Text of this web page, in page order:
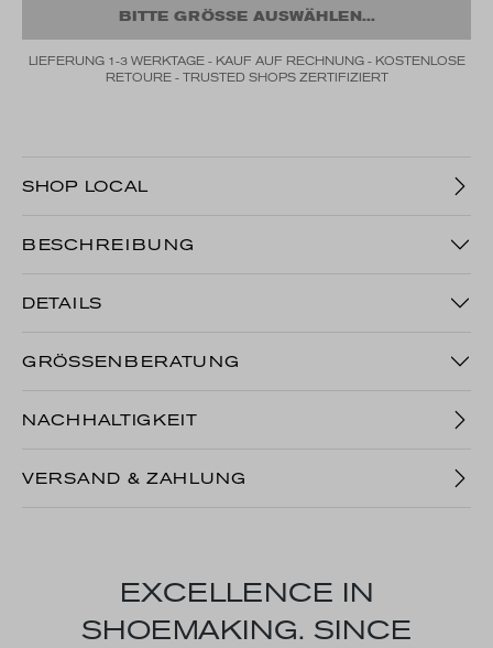
BITTE GRÖSSE AUSWÄHLEN...
LIEFERUNG 1-3 WERKTAGE - KAUF AUF RECHNUNG - KOSTENLOSE
RETOURE - TRUSTED SHOPS ZERTIFIZIERT
SHOP LOCAL
BESCHREIBUNG
DETAILS
GRÖSSENBERATUNG
NACHHALTIGKEIT
VERSAND & ZAHLUNG
EXCELLENCE IN
SHOEMAKING. SINCE